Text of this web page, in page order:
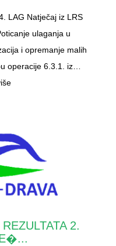
LAG Natječaj iz LRS
ulaganja u
i opremanje malih
operacije 6.3.1. iz…
2.